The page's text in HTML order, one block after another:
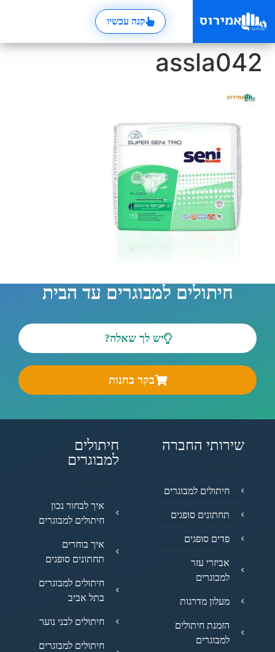
קנה עכשיו
assla042
חיתולים למבוגרים עד הבית
יש לך שאלה?
בקר בחנות
שירותי החברה
חיתולים למבוגרים
תחתונים סופגים
פדים סופגים
אביזרי עזר
למבוגרים
מעלון מדרגות
הזמנת חיתולים
למבוגרים
חיתולים
למבוגרים
איך לבחור נכון
חיתולים למבוגרים
איך בוחרים
תחתונים סופגים
חיתולים למבוגרים
בתל אביב
חיתולים לבני נוער
חיתולים למבוגרים